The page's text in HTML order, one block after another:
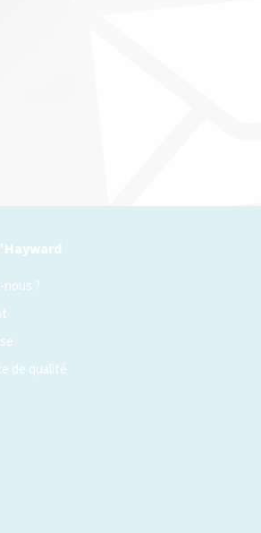
nous ?
de qualité